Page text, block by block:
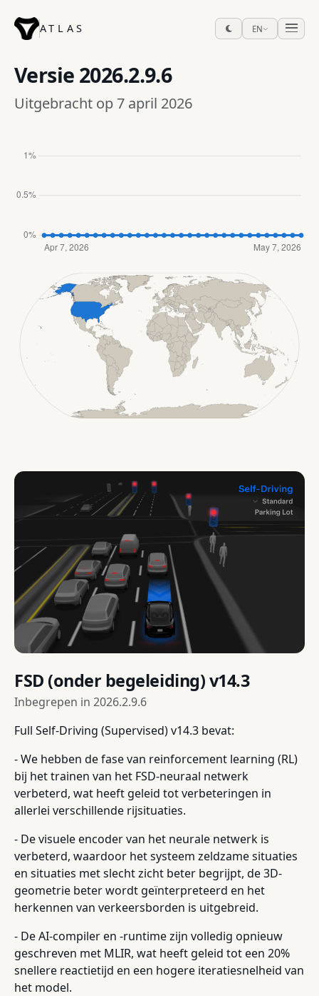
ATLAS EN
Versie 2026.2.9.6
Uitgebracht op 7 april 2026
FSD (onder begeleiding) v14.3
Inbegrepen in 2026.2.9.6
Full Self-Driving (Supervised) v14.3 bevat:
- We hebben de fase van reinforcement learning (RL)
bij het trainen van het FSD-neuraal netwerk
verbeterd, wat heeft geleid tot verbeteringen in
allerlei verschillende rijsituaties.
- De visuele encoder van het neurale netwerk is
verbeterd, waardoor het systeem zeldzame situaties
en situaties met slecht zicht beter begrijpt, de 3D-
geometrie beter wordt geïnterpreteerd en het
herkennen van verkeersborden is uitgebreid.
- De AI-compiler en -runtime zijn volledig opnieuw
geschreven met MLIR, wat heeft geleid tot een 20%
snellere reactietijd en een hogere iteratiesnelheid van
het model.